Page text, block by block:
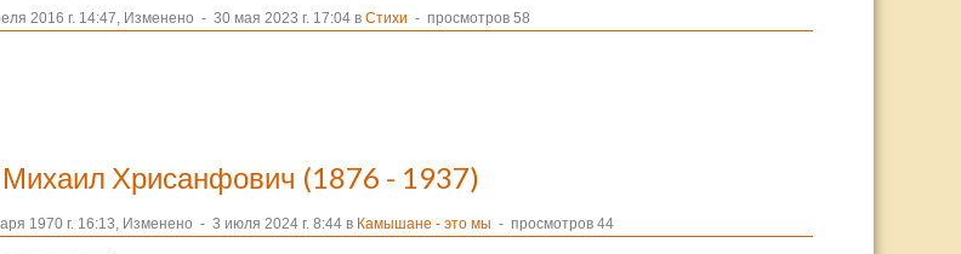
2016 г. 14:47, Изменено - 30 мая 2023 г. 17:04 в Стихи - просмотров 58
Михаил Хрисанфович (1876 - 1937)
1970 г. 16:13, Изменено - 3 июля 2024 г. 8:44 в Камышане - это мы - просмотров 44